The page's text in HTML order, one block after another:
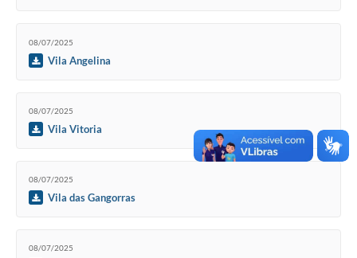
08/07/2025
Vila Angelina
08/07/2025
Vila Vitoria
08/07/2025
Vila das Gangorras
08/07/2025